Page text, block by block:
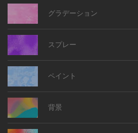
グラデーション
スプレー
ペイント
背景